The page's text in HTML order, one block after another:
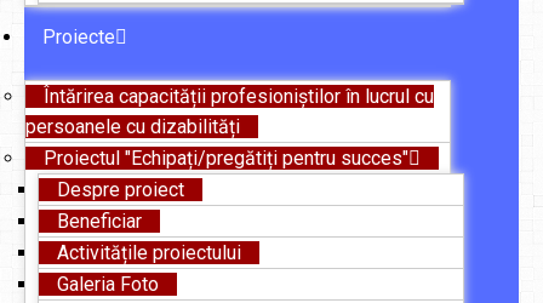
Proiecte
Întărirea capacității profesioniștilor în lucrul cu
persoanele cu dizabilități
Proiectul "Echipați/pregătiți pentru succes"
Despre proiect
Beneficiar
Activitățile proiectului
Galeria Foto